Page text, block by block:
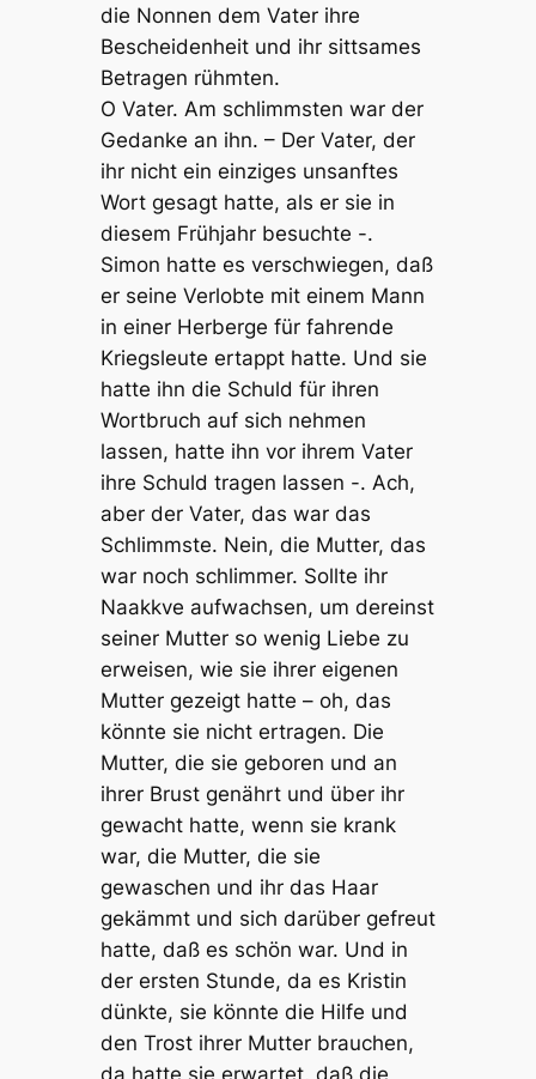
die Nonnen dem Vater ihre
Bescheidenheit und ihr sittsames
Betragen rühmten.
O Vater. Am schlimmsten war der
Gedanke an ihn. – Der Vater, der
ihr nicht ein einziges unsanftes
Wort gesagt hatte, als er sie in
diesem Frühjahr besuchte -.
Simon hatte es verschwiegen, daß
er seine Verlobte mit einem Mann
in einer Herberge für fahrende
Kriegsleute ertappt hatte. Und sie
hatte ihn die Schuld für ihren
Wortbruch auf sich nehmen
lassen, hatte ihn vor ihrem Vater
ihre Schuld tragen lassen -. Ach,
aber der Vater, das war das
Schlimmste. Nein, die Mutter, das
war noch schlimmer. Sollte ihr
Naakkve aufwachsen, um dereinst
seiner Mutter so wenig Liebe zu
erweisen, wie sie ihrer eigenen
Mutter gezeigt hatte – oh, das
könnte sie nicht ertragen. Die
Mutter, die sie geboren und an
ihrer Brust genährt und über ihr
gewacht hatte, wenn sie krank
war, die Mutter, die sie
gewaschen und ihr das Haar
gekämmt und sich darüber gefreut
hatte, daß es schön war. Und in
der ersten Stunde, da es Kristin
dünkte, sie könnte die Hilfe und
den Trost ihrer Mutter brauchen,
da hatte sie erwartet, daß die